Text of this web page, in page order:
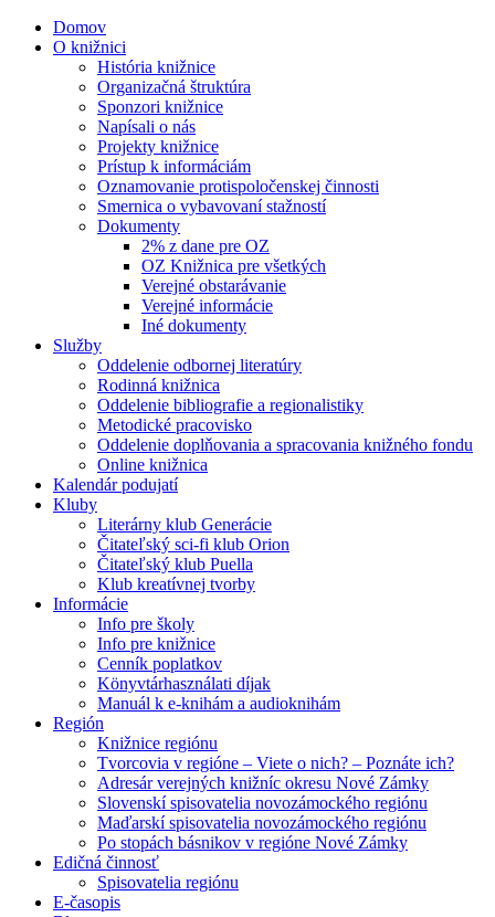
Domov
O knižnici
História knižnice
Organizačná štruktúra
Sponzori knižnice
Napísali o nás
Projekty knižnice
Prístup k informáciám
Oznamovanie protispoločenskej činnosti
Smernica o vybavovaní stažností
Dokumenty
2% z dane pre OZ
OZ Knižnica pre všetkých
Verejné obstarávanie
Verejné informácie
Iné dokumenty
Služby
Oddelenie odbornej literatúry
Rodinná knižnica
Oddelenie bibliografie a regionalistiky
Metodické pracovisko
Oddelenie doplňovania a spracovania knižného fondu
Online knižnica
Kalendár podujatí
Kluby
Literárny klub Generácie
Čitateľský sci-fi klub Orion
Čitateľský klub Puella
Klub kreatívnej tvorby
Informácie
Info pre školy
Info pre knižnice
Cenník poplatkov
Könyvtárhasználati díjak
Manuál k e-knihám a audioknihám
Región
Knižnice regiónu
Tvorcovia v regióne – Viete o nich? – Poznáte ich?
Adresár verejných knižníc okresu Nové Zámky
Slovenskí spisovatelia novozámockého regiónu
Maďarskí spisovatelia novozámockého regiónu
Po stopách básnikov v regióne Nové Zámky
Edičná činnosť
Spisovatelia regiónu
E-časopis